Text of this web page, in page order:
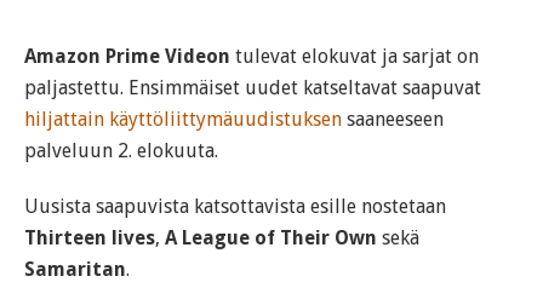
Amazon Prime Videon tulevat elokuvat ja sarjat on
paljastettu. Ensimmäiset uudet katseltavat saapuvat
hiljattain käyttöliittymäuudistuksen saaneeseen
palveluun 2. elokuuta.
Uusista saapuvista katsottavista esille nostetaan
Thirteen lives, A League of Their Own sekä
Samaritan.